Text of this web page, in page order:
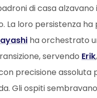
di casa alzavano
La loro persistenza ha
ha orchestrato
servendo Erik
precisione assoluta
Gli ospiti